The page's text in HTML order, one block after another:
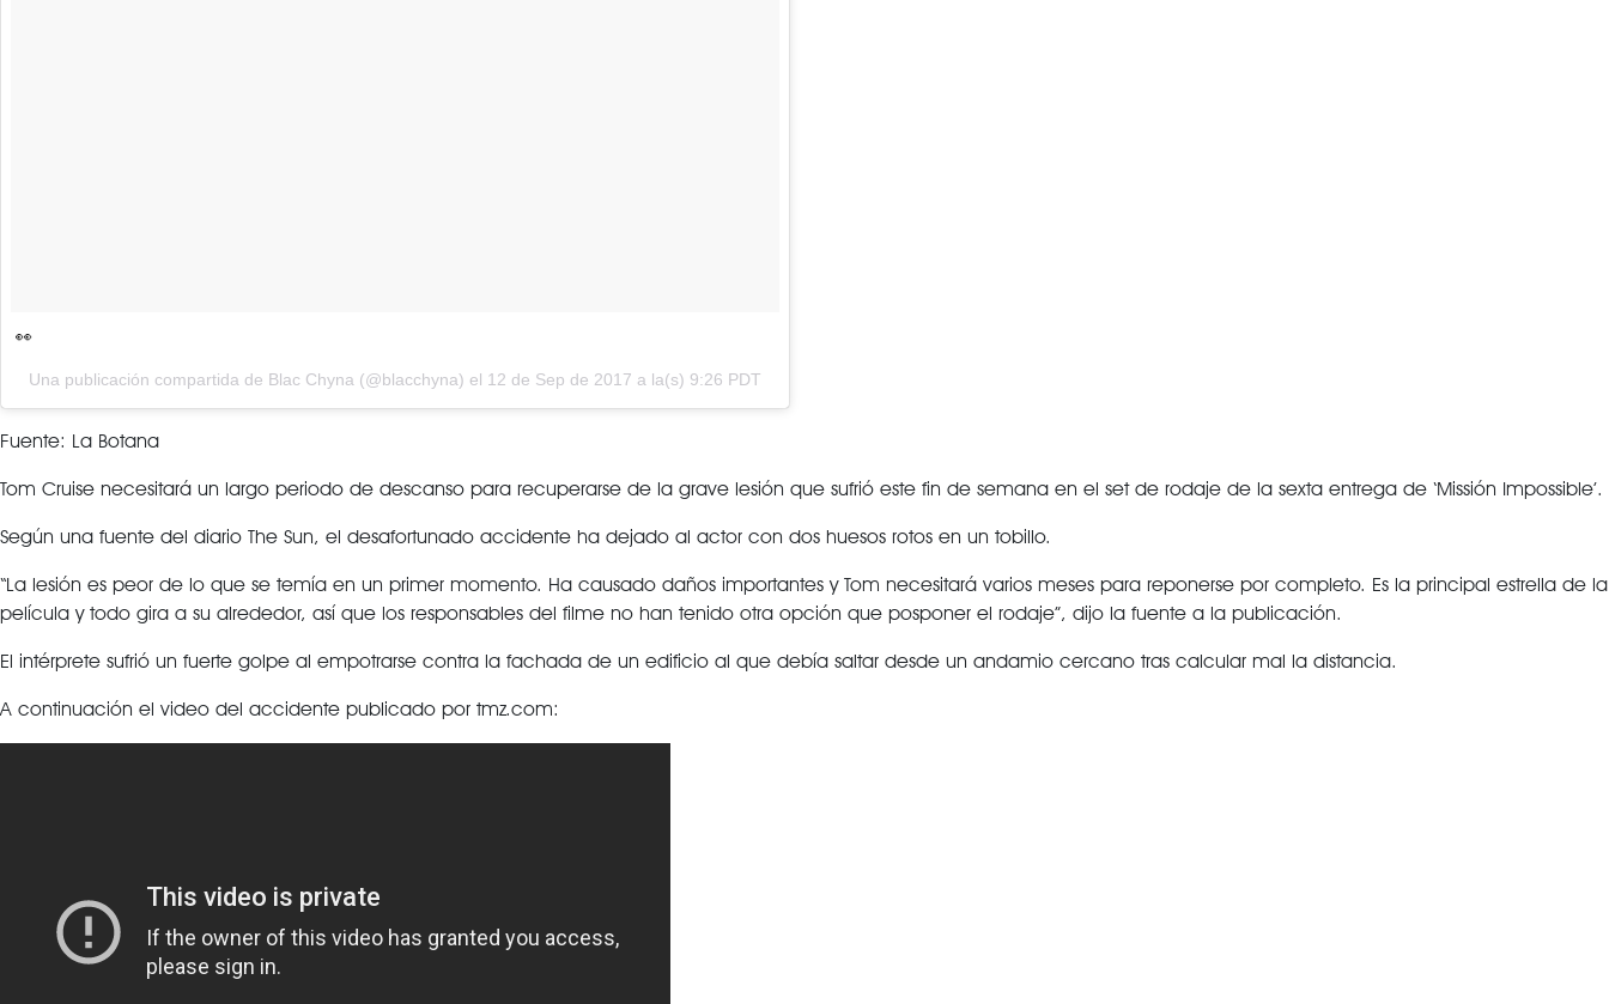
👀
Una publicación compartida de Blac Chyna (@blacchyna) el 12 de Sep de 2017 a la(s) 9:26 PDT
Fuente: La Botana
Tom Cruise necesitará un largo periodo de descanso para recuperarse de la grave lesión que sufrió este fin de semana en el set de rodaje de la sexta entrega de ‘Missión Impossible’.
Según una fuente del diario The Sun, el desafortunado accidente ha dejado al actor con dos huesos rotos en un tobillo.
“La lesión es peor de lo que se temía en un primer momento. Ha causado daños importantes y Tom necesitará varios meses para reponerse por completo. Es la principal estrella de la
película y todo gira a su alrededor, así que los responsables del filme no han tenido otra opción que posponer el rodaje”, dijo la fuente a la publicación.
El intérprete sufrió un fuerte golpe al empotrarse contra la fachada de un edificio al que debía saltar desde un andamio cercano tras calcular mal la distancia.
A continuación el video del accidente publicado por tmz.com: